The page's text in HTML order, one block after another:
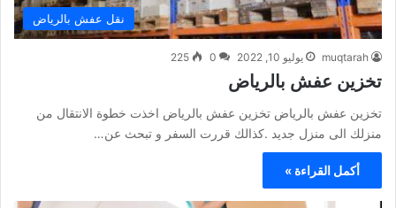
نقل عفش بالرياض
muqtarah يوليو 10, 2022 0
225
تخزين عفش بالرياض
تخزين عفش بالرياض تخزين عفش بالرياض اخذت خطوة الانتقال من
منزلك الى منزل جديد .كذالك قررت السفر و تبحث عن…
أكمل القراءة »